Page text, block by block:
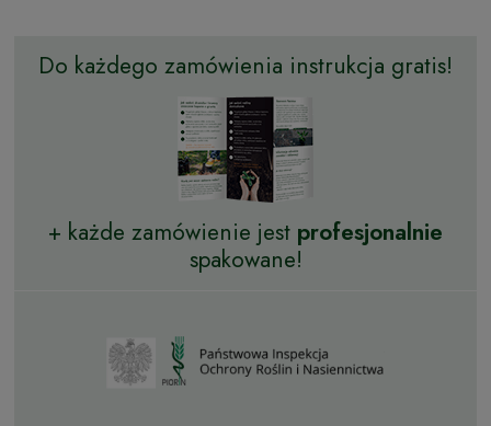
Do każdego zamówienia instrukcja gratis!
+ każde zamówienie jest profesjonalnie
spakowane!